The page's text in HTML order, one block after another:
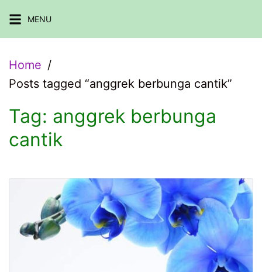
to
MENU
Home
Posts tagged “anggrek berbunga cantik”
Tag: anggrek berbunga
cantik